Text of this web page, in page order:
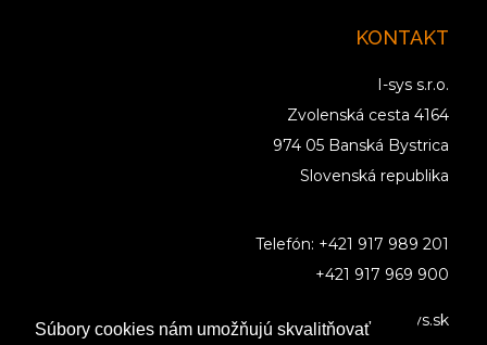
Súbory cookies nám umožňujú skvalitňovať
KONTAKT
I-sys s.r.o.
Zvolenská cesta 4164
974 05 Banská Bystrica
Slovenská republika
Telefón: +421 917 989 201
+421 917 969 900
E-mail: i-sys@i-sys.sk